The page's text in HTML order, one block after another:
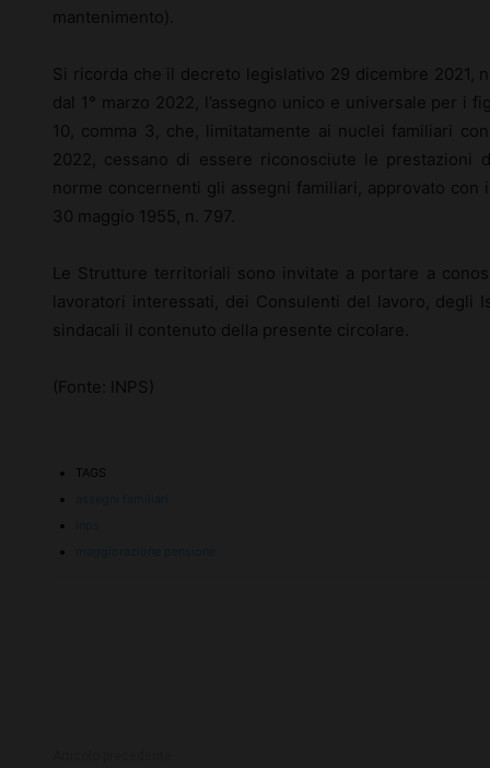
mantenimento).
Si ricorda che il decreto legislativo 29 dicembre 2021,
dal 1° marzo 2022, l’assegno unico e universale per i
10, comma 3, che, limitatamente ai nuclei familiari
2022, cessano di essere riconosciute le prestazioni
norme concernenti gli assegni familiari, approvato
30 maggio 1955, n. 797.
Le Strutture territoriali sono invitate a portare a
lavoratori interessati, dei Consulenti del lavoro, degli
sindacali il contenuto della presente circolare.
(Fonte: INPS)
TAGS